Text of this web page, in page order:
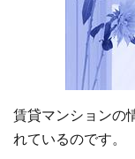
賃貸マンションの
れているのです。